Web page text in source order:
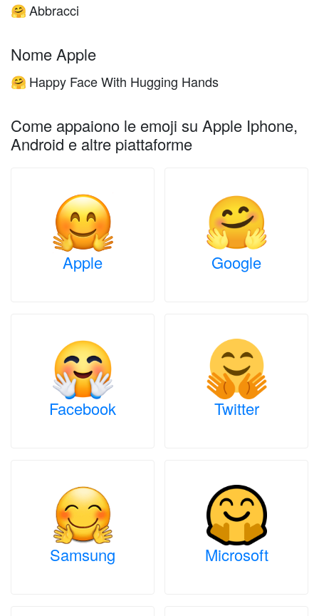
🤗 Abbracci
Nome Apple
🤗 Happy Face With Hugging Hands
Come appaiono le emoji su Apple Iphone,
Android e altre piattaforme
Apple Google
Facebook Twitter
Samsung Microsoft